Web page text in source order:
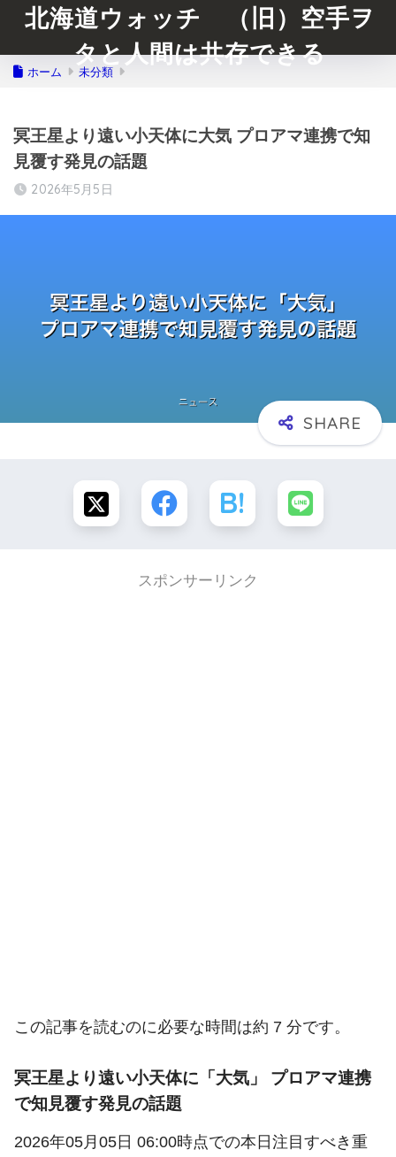
北海道ウォッチ （旧）空手ヲ
タと人間は共存できる
ホーム 未分類
冥王星より遠い小天体に大気 プロアマ連携で知
見覆す発見の話題
2026年5月5日
スポンサーリンク
この記事を読むのに必要な時間は約 7 分です。
冥王星より遠い小天体に「大気」 プロアマ連携
で知見覆す発見の話題
2026年05月05日 06:00時点での本日注目すべき重